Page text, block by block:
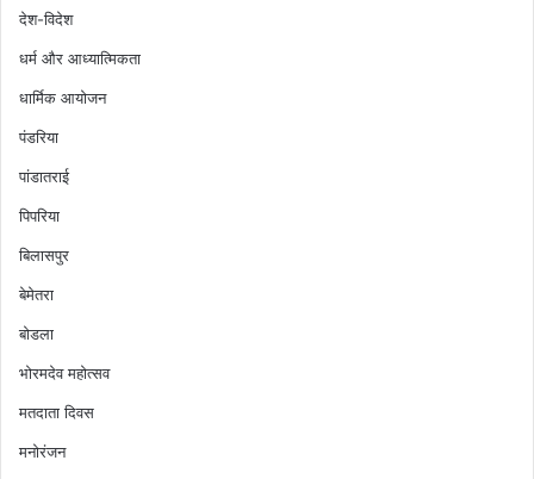
देश-विदेश
धर्म और आध्यात्मिकता
धार्मिक आयोजन
पंडरिया
पांडातराई
पिपरिया
बिलासपुर
बेमेतरा
बोडला
भोरमदेव महोत्सव
मतदाता दिवस
मनोरंजन